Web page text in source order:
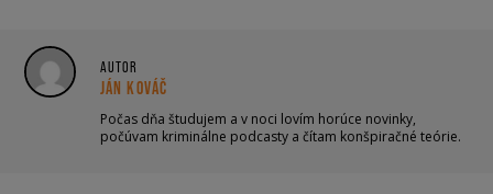
AUTOR
JÁN KOVÁČ
Počas dňa študujem a v noci lovím horúce novinky,
počúvam kriminálne podcasty a čítam konšpiračné teórie.